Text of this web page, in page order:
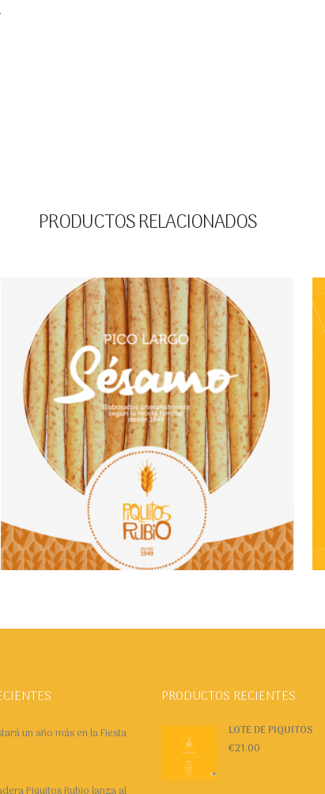
PRODUCTOS RELACIONADOS
€23.50
un año más en la Fiesta
PRODUCTOS RECIENTES
LOTE DE PIQUITOS
€21.00